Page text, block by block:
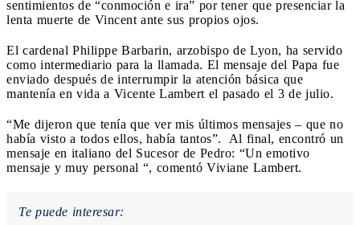
sentimientos de “conmoción e ira” por tener que presenciar la
lenta muerte de Vincent ante sus propios ojos.
El cardenal Philippe Barbarin, arzobispo de Lyon, ha servido
como intermediario para la llamada. El mensaje del Papa fue
enviado después de interrumpir la atención básica que
mantenía en vida a Vicente Lambert el pasado el 3 de julio.
“Me dijeron que tenía que ver mis últimos mensajes – que no
había visto a todos ellos, había tantos”. Al final, encontró un
mensaje en italiano del Sucesor de Pedro: “Un emotivo
mensaje y muy personal “, comentó Viviane Lambert.
Te puede interesar: